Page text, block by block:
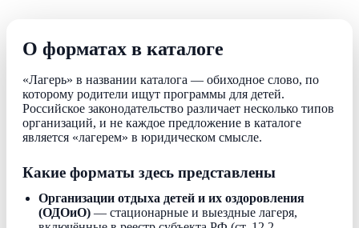
О форматах в каталоге
«Лагерь» в названии каталога — обиходное слово, по
которому родители ищут программы для детей.
Российское законодательство различает несколько типов
организаций, и не каждое предложение в каталоге
является «лагерем» в юридическом смысле.
Какие форматы здесь представлены
Организации отдыха детей и их оздоровления
(ОДОиО) — стационарные и выездные лагеря,